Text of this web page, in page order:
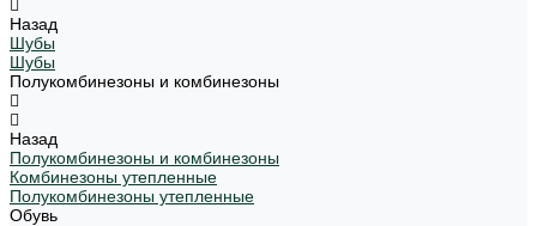
Назад
Шубы
Шубы
Полукомбинезоны и комбинезоны
Назад
Полукомбинезоны и комбинезоны
Комбинезоны утепленные
Полукомбинезоны утепленные
Обувь